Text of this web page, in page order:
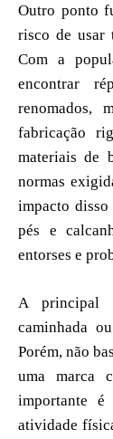
Outro ponto
risco de usar
Com a
encontrar
renomados,
fabricação
materiais de
normas
impacto disso
pés e
entorses e
A principal
caminhada
Porém, não
uma marca
importante
atividade